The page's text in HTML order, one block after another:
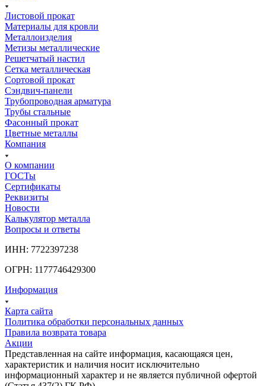
Листовой прокат
Материалы для кровли
Металлоизделия
Метизы металлические
Решетчатый настил
Сетка металлическая
Сортовой прокат
Сэндвич-панели
Трубопроводная арматура
Трубы стальные
Фасонный прокат
Цветные металлы
Компания
О компании
ГОСТы
Сертификаты
Реквизиты
Новости
Калькулятор металла
Вопросы и ответы
ИНН: 7722397238
ОГРН: 1177746429300
Информация
Карта сайта
Политика обработки персональных данных
Правила возврата товара
Акции
Представленная на сайте информация, касающаяся цен,
характеристик и наличия носит исключительно
информационный характер и не является публичной офертой